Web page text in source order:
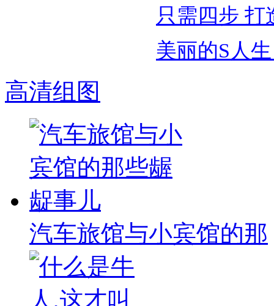
只需四步 打
美丽的S人
高清组图
汽车旅馆与小宾馆的那